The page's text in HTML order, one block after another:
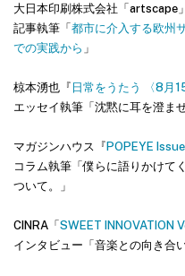
大日本印刷株式会社「artscape
記事執筆「都市に介入する欧州
での実践から 」
椋本湧也『日常をうたう 〈8月
エッセイ執筆「沈黙に耳を澄ませ
マガジンハウス『POPEYE
コラム執筆「僕らに語りかけて
ついて。」
CINRA「SWEET INNOVATION
インタビュー「音楽との向き合い